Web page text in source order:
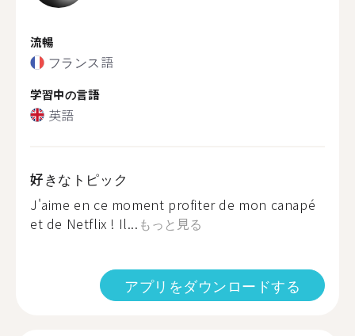
流暢
フランス語
学習中の言語
英語
好きなトピック
J'aime en ce moment profiter de mon canapé
et de Netflix ! Il... もっと見る
アプリをダウンロードする